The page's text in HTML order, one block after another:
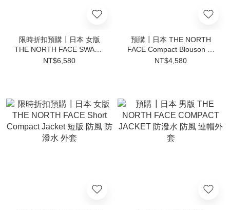
限時折扣預購┃日本 女版
THE NORTH FACE SWASH
JACKET 3WAY 外套 短版披
NT$6,580
預購┃日本 THE NORTH
FACE Compact Blouson 防
潑水 防風 立領外套 布勞森
NT$4,580